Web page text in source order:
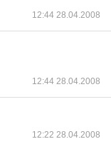
12:44 28.04.2008
12:44 28.04.2008
12:22 28.04.2008